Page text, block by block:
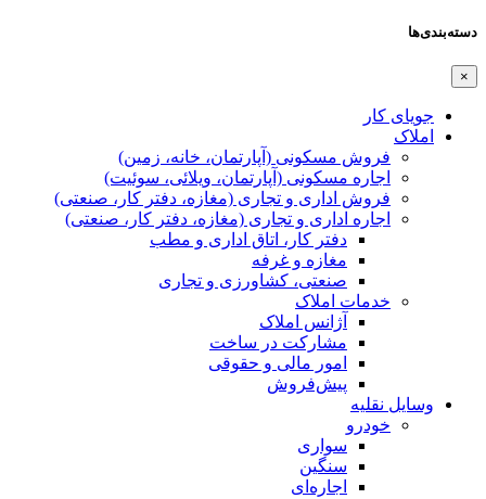
دسته‌بندی‌ها
×
جویای کار
املاک
فروش مسکونی (آپارتمان، خانه، زمین)
اجاره مسکونی (آپارتمان، ویلائی، سوئیت)
فروش اداری و تجاری (مغازه، دفتر کار، صنعتی)
اجاره اداری و تجاری (مغازه، دفتر کار، صنعتی)
دفتر کار، اتاق اداری و مطب
مغازه و غرفه
صنعتی،‌ کشاورزی و تجاری
خدمات املاک
آژانس املاک
مشارکت در ساخت
امور مالی و حقوقی
پیش‌فروش
وسایل نقلیه
خودرو
سواری
سنگین
اجاره‌ای